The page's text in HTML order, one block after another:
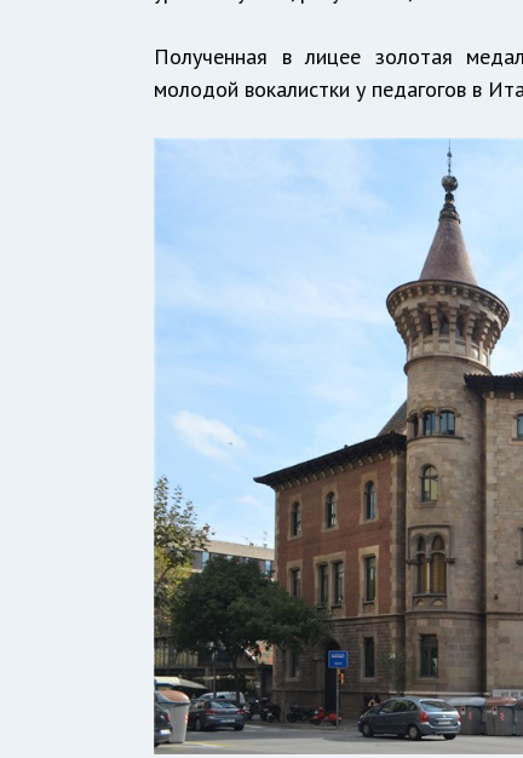
Полученная в лицее золотая
молодой вокалистки у педагогов в